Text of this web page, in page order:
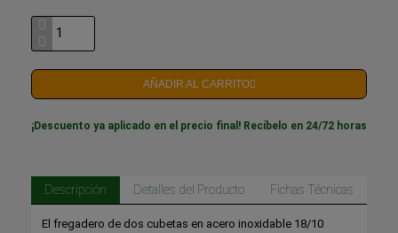
AÑADIR AL CARRITO
¡Descuento ya aplicado en el precio final! Recíbelo en 24/72 horas
Descripción Detalles del Producto Fichas Técnicas
El fregadero de dos cubetas en acero inoxidable 18/10